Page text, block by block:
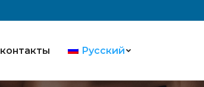
контакты Русский